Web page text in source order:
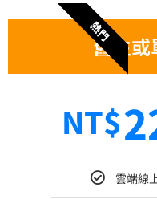
熱門
舊生或
NT$
雲端線